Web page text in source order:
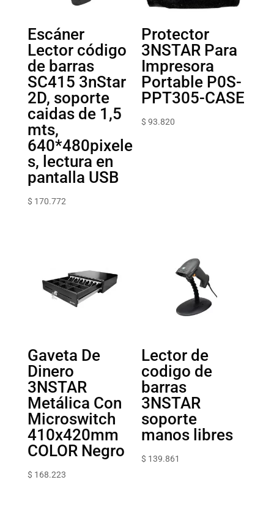
Escáner
Lector código
de barras
SC415 3nStar
2D, soporte
caidas de 1,5
mts,
640*480pixele
s, lectura en
pantalla USB
$ 170.772
Protector
3NSTAR Para
Impresora
Portable P0S-
PPT305-CASE
$ 93.820
Gaveta De
Dinero
3NSTAR
Metálica Con
Microswitch
410x420mm
COLOR Negro
$ 168.223
Lector de
codigo de
barras
3NSTAR
soporte
manos libres
$ 139.861